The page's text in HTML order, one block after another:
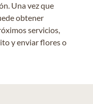
Una vez que
obtener
servicios,
y enviar flores o